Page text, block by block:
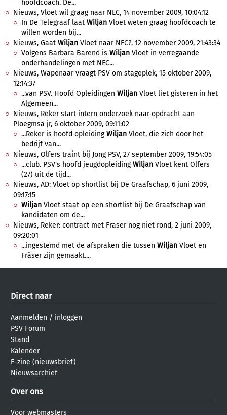
hoofdcoach. De...
Nieuws, Vloet wil graag naar NEC, 14 november 2009, 10:04:12
In De Telegraaf laat Wiljan Vloet weten graag hoofdcoach te
willen worden bij...
Nieuws, Gaat Wiljan Vloet naar NEC?, 12 november 2009, 21:43:34
Volgens Barbara Barend is Wiljan Vloet in verregaande
onderhandelingen met NEC...
Nieuws, Wapenaar vraagt PSV om stageplek, 15 oktober 2009,
12:14:37
...van PSV. Hoofd Opleidingen Wiljan Vloet liet gisteren in het
Algemeen...
Nieuws, Reker start intern onderzoek naar opdracht aan
Ploegmsa jr, 6 oktober 2009, 09:11:02
...Reker is hoofd opleidingWiljan Vloet, die zich door het
bedrijf van...
Nieuws, Olfers traint bij Jong PSV, 27 september 2009, 19:54:05
...club. PSV's hoofd jeugdopleidingWiljan Vloet kent Olfers
(27) uit de tijd...
Nieuws, AD: Vloet op shortlist bij De Graafschap, 6 juni 2009,
09:17:15
Wiljan Vloet staat op een shortlist bij De Graafschap van
kandidaten om de...
Nieuws, Reker: contract met Fräser nog niet rond, 2 juni 2009,
09:20:01
...ingestemd met de afspraken die tussen Wiljan Vloet en
Fräser zijn gemaakt....
Direct naar
Aanmelden / inloggen
PSV Forum
Stand
Kalender
E-zine (nieuwsbrief)
Nieuwsarchief
Over ons
Voor webmasters